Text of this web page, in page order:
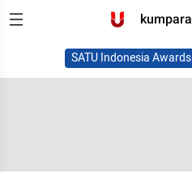
SATU Indonesia Awards